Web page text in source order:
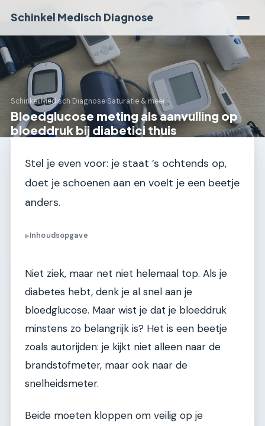
Schinkel Medisch Diagnose
Schinkel Medisch Diagnose›Saturatie & meer
Bloedglucose meting als aanvulling op
bloeddruk bij diabetici thuis
Stel je even voor: je staat ’s ochtends op,
doet je schoenen aan en voelt je een beetje
anders.
▶Inhoudsopgave
Niet ziek, maar net niet helemaal top. Als je
diabetes hebt, denk je al snel aan je
bloedglucose. Maar wist je dat je bloeddruk
minstens zo belangrijk is? Het is een beetje
zoals autorijden: je kijkt niet alleen naar de
brandstofmeter, maar ook naar de
snelheidsmeter.
Beide moeten kloppen om veilig op je